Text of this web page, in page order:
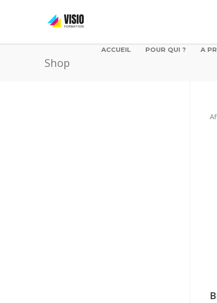
ACCUEIL POUR QUI ? A
Shop